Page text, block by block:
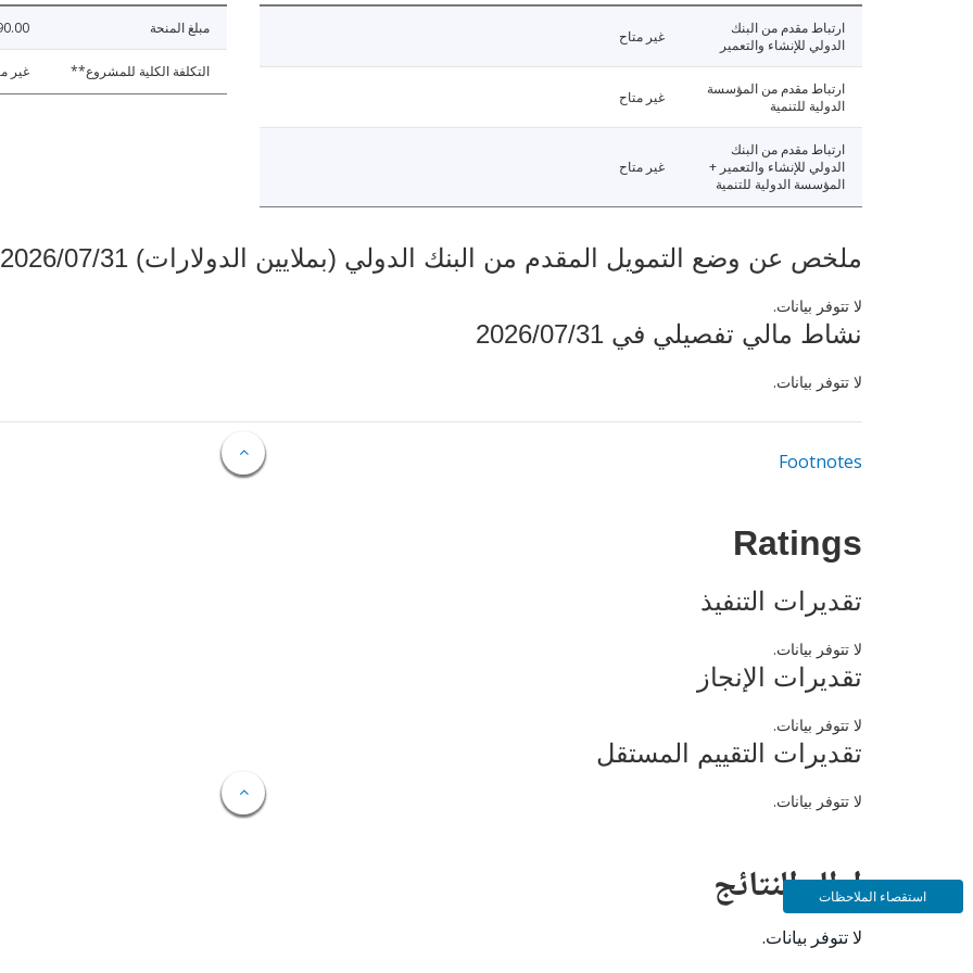
ارتباط مقدم من البنك
الدولي للإنشاء والتعمير
غير متاح
ارتباط مقدم من المؤسسة
الدولية للتنمية
غير متاح
ارتباط مقدم من البنك
الدولي للإنشاء والتعمير +
المؤسسة الدولية للتنمية
غير متاح
مبلغ المنحة
التكلفة الكلية للمشروع** غير
ملخص عن وضع التمويل المقدم من البنك الدولي (بملايين الدولارات) 2026/07/31
لا تتوفر بيانات.
نشاط مالي تفصيلي في 2026/07/31
لا تتوفر بيانات.
Footnotes
Ratings
تقديرات التنفيذ
لا تتوفر بيانات.
تقديرات الإنجاز
لا تتوفر بيانات.
تقديرات التقييم المستقل
لا تتوفر بيانات.
إطار النتائج
لا تتوفر بيانات.
استقصاء الملاحظات